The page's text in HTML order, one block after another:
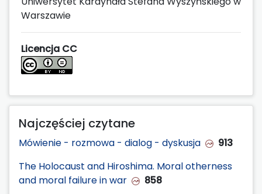
Warszawie
Licencja CC
Najczęściej czytane
Mówienie - rozmowa - dialog - dyskusja
913
The Holocaust and Hiroshima. Moral otherness
and moral failure in war
858